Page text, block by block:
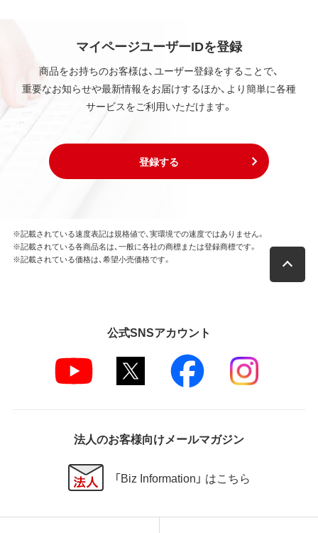
マイページユーザーIDを登録
商品をお持ちのお客様は、ユーザー登録をすることで、
重要なお知らせや最新情報をお届けするほか、より簡単に各種
サービスをご利用いただけます。
登録する
※記載されている速度表記は規格値で、実環境での速度ではありません。
※記載されている各商品名は、一般に各社の商標または登録商標です。
※記載されている価格は、希望小売価格です。
公式SNSアカウント
法人のお客様向けメールマガジン
「Biz Information」 はこちら